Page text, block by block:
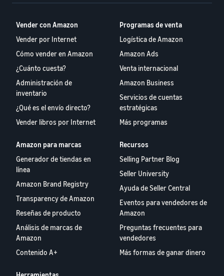
Vender con Amazon
Vender por Internet
Cómo vender en Amazon
¿Cuánto cuesta?
Administración de
inventario
¿Qué es el envío directo?
Vender libros por Internet
Programas de venta
Logística de Amazon
Amazon Ads
Venta internacional
Amazon Business
Servicios de cuentas
estratégicas
Más programas
Amazon para marcas
Generador de tiendas en
línea
Amazon Brand Registry
Transparency de Amazon
Reseñas de producto
Análisis de marcas de
Amazon
Contenido A+
Recursos
Selling Partner Blog
Seller University
Ayuda de Seller Central
Eventos para vendedores de
Amazon
Preguntas frecuentes para
vendedores
Más formas de ganar dinero